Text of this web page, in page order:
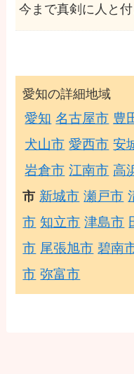
今まで真剣に人と
愛知の詳細地域
愛知 名古屋市 豊
犬山市 愛西市 安
岩倉市 江南市 高
市 新城市 瀬戸市
市 知立市 津島市
市 尾張旭市 碧南
市 弥富市